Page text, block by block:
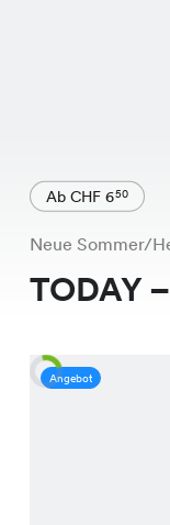
Ab CHF 650
Neue Sommer/
TODAY
Angebot